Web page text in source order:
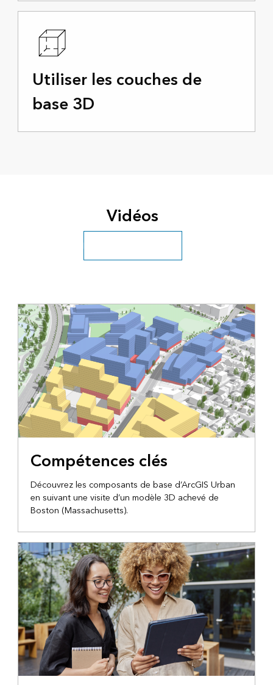
Utiliser les couches de
base 3D
Vidéos
Découvrir plus de vidéos
Compétences clés
Découvrez les composants de base d’ArcGIS Urban
en suivant une visite d’un modèle 3D achevé de
Boston (Massachusetts).